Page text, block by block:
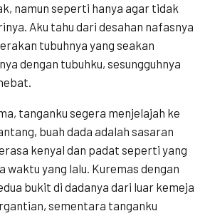
namun seperti hanya agar tidak
Aku tahu dari desahan nafasnya
tubuhnya yang seakan
dengan tubuhku, sesungguhnya
tanganku segera menjelajah ke
buah dada adalah sasaran
kenyal dan padat seperti yang
waktu yang lalu. Kuremas dengan
bukit di dadanya dari luar kemeja
sementara tanganku